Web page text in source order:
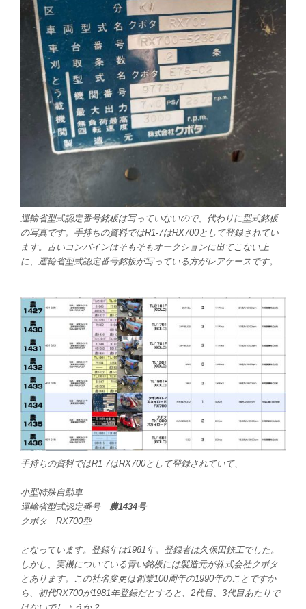
運輸省型式認定番号銘板は写っていないので、代わりに型式銘板
の写真です。手持ちの資料ではR1-7はRX700として登録されてい
ます。古いコンバインはそもそもオークションに出てこない上
に、運輸省型式認定番号銘板が写っている方がレアケースです。
手持ちの資料ではR1-7はRX700として登録されていて、
小型特殊自動車
運輸省型式認定番号 農1434号
クボタ RX700型
となっています。登録年は1981年。登録者は久保田鉄工でした。
しかし、実機についている青い銘板には製造元が株式会社クボタ
とあります。この社名変更は創業100周年の1990年のことですか
ら、初代RX700が1981年登録だとすると、2代目、3代目あたりで